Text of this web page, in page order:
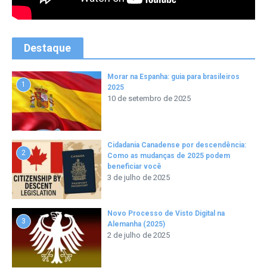
Destaque
1
Morar na Espanha: guia para brasileiros
2025
10 de setembro de 2025
2
Cidadania Canadense por descendência:
Como as mudanças de 2025 podem
beneficiar você
3 de julho de 2025
3
Novo Processo de Visto Digital na
Alemanha (2025)
2 de julho de 2025